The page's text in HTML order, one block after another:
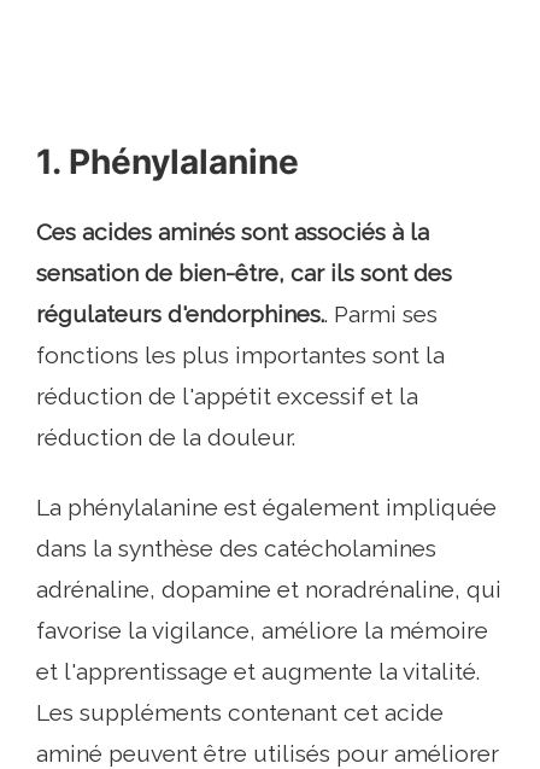
1. Phénylalanine
Ces acides aminés sont associés à la
sensation de bien-être, car ils sont des
régulateurs d'endorphines.. Parmi ses
fonctions les plus importantes sont la
réduction de l'appétit excessif et la
réduction de la douleur.
La phénylalanine est également impliquée
dans la synthèse des catécholamines
adrénaline, dopamine et noradrénaline, qui
favorise la vigilance, améliore la mémoire
et l'apprentissage et augmente la vitalité.
Les suppléments contenant cet acide
aminé peuvent être utilisés pour améliorer